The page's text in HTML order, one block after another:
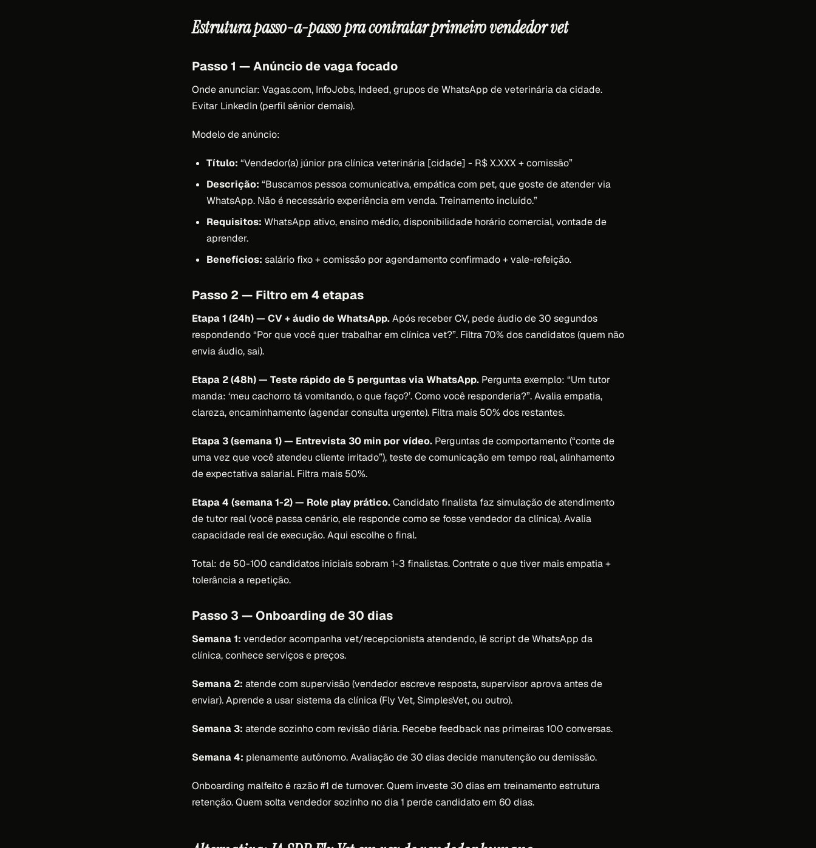
Estrutura passo-a-passo pra contratar primeiro vendedor vet
Passo 1 — Anúncio de vaga focado
Onde anunciar: Vagas.com, InfoJobs, Indeed, grupos de WhatsApp de veterinária da cidade.
Evitar LinkedIn (perfil sênior demais).
Modelo de anúncio:
Título: “Vendedor(a) júnior pra clínica veterinária [cidade] - R$ X.XXX + comissão”
Descrição: “Buscamos pessoa comunicativa, empática com pet, que goste de atender via
WhatsApp. Não é necessário experiência em venda. Treinamento incluído.”
Requisitos: WhatsApp ativo, ensino médio, disponibilidade horário comercial, vontade de
aprender.
Benefícios: salário fixo + comissão por agendamento confirmado + vale-refeição.
Passo 2 — Filtro em 4 etapas
Etapa 1 (24h) — CV + áudio de WhatsApp.Após receber CV, pede áudio de 30 segundos
respondendo “Por que você quer trabalhar em clínica vet?”. Filtra 70% dos candidatos (quem não
envia áudio, sai).
Etapa 2 (48h) — Teste rápido de 5 perguntas via WhatsApp. Pergunta exemplo: “Um tutor
manda: ‘meu cachorro tá vomitando, o que faço?’. Como você responderia?”. Avalia empatia,
clareza, encaminhamento (agendar consulta urgente). Filtra mais 50% dos restantes.
Etapa 3 (semana 1) — Entrevista 30 min por vídeo. Perguntas de comportamento (“conte de
uma vez que você atendeu cliente irritado”), teste de comunicação em tempo real, alinhamento
de expectativa salarial. Filtra mais 50%.
Etapa 4 (semana 1-2) — Role play prático.Candidato finalista faz simulação de atendimento
de tutor real (você passa cenário, ele responde como se fosse vendedor da clínica). Avalia
capacidade real de execução. Aqui escolhe o final.
Total: de 50-100 candidatos iniciais sobram 1-3 finalistas. Contrate o que tiver mais empatia +
tolerância a repetição.
Passo 3 — Onboarding de 30 dias
Semana 1: vendedor acompanha vet/recepcionista atendendo, lê script de WhatsApp da
clínica, conhece serviços e preços.
Semana 2: atende com supervisão (vendedor escreve resposta, supervisor aprova antes de
enviar). Aprende a usar sistema da clínica (Fly Vet, SimplesVet, ou outro).
Semana 3: atende sozinho com revisão diária. Recebe feedback nas primeiras 100 conversas.
Semana 4: plenamente autônomo. Avaliação de 30 dias decide manutenção ou demissão.
Onboarding malfeito é razão #1 de turnover. Quem investe 30 dias em treinamento estrutura
retenção. Quem solta vendedor sozinho no dia 1 perde candidato em 60 dias.